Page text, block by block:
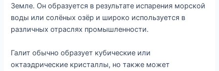
Земле. Он образуется в результате испарения морской
воды или солёных озёр и широко используется в
различных отраслях промышленности.
Галит обычно образует кубические или
октаэдрические кристаллы, но также может